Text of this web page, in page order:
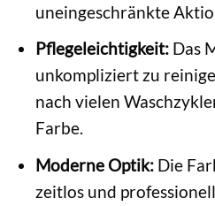
uneingeschränkte
Pflegeleichtigkeit:Das
unkompliziert zu
nach vielen
Farbe.
Moderne Optik:Die
zeitlos und